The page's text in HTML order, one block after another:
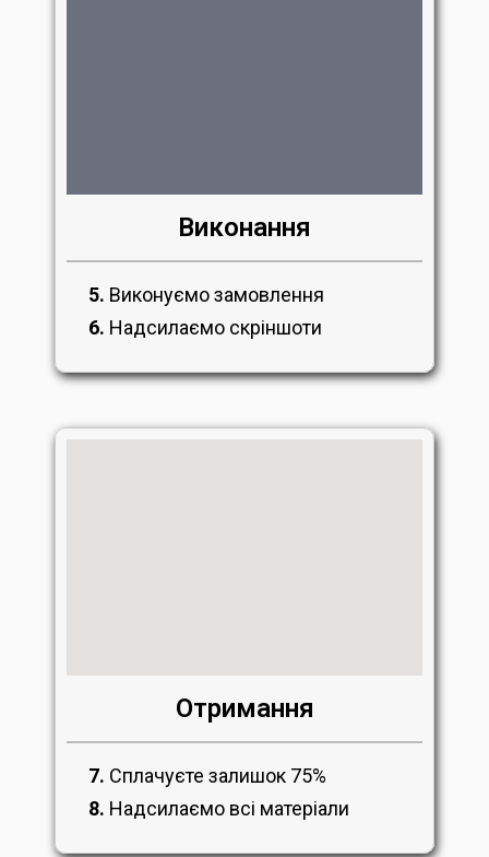
Виконання
5. Виконуємо замовлення
6. Надсилаємо скріншоти
Отримання
7. Сплачуєте залишок 75%
8. Надсилаємо всі матеріали